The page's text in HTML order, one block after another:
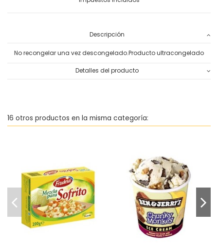
Descripción
No recongelar una vez descongelado.Producto ultracongelado
Detalles del producto
16 otros productos en la misma categoría:
1,92 €
Añadir al
carrito
& Jerry's
7,05 €
Añadir al
carrito